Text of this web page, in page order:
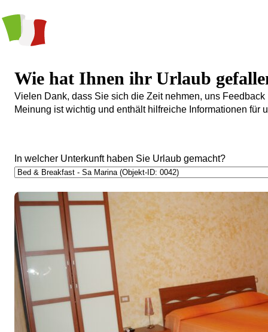
Wie hat Ihnen ihr Urlaub
Vielen Dank, dass Sie sich die Zeit nehmen, uns
Meinung ist wichtig und enthält hilfreiche Informationen für
In welcher Unterkunft haben Sie Urlaub gemacht?